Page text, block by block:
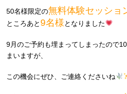
50名様限定の無料体験セッショ
ところあと 9名様となりました
9月のご予約も埋まってしまったので
まいますが、
この機会にぜひ、ご連絡くださいね